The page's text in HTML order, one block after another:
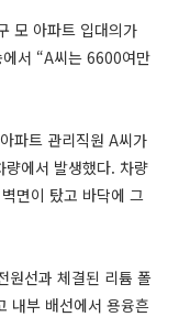
모 아파트 입대의가
서 “A씨는 6600여만
파트 관리직원 A씨가
에서 발생했다. 차량
면이 탔고 바닥에 그
원선과 체결된 리튬 폴
내부 배선에서 용융흔